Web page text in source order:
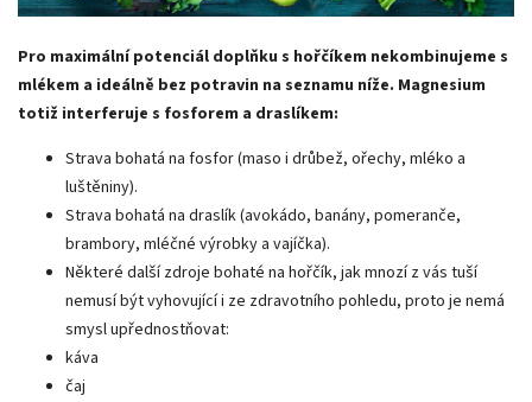
Pro maximální potenciál doplňku s hořčíkem nekombinujeme s
mlékem a ideálně bez potravin na seznamu níže. Magnesium
totiž interferuje s fosforem a draslíkem:
Strava bohatá na fosfor (maso i drůbež, ořechy, mléko a
luštěniny).
Strava bohatá na draslík (avokádo, banány, pomeranče,
brambory, mléčné výrobky a vajíčka).
Některé další zdroje bohaté na hořčík, jak mnozí z vás tuší
nemusí být vyhovující i ze zdravotního pohledu, proto je nemá
smysl upřednostňovat:
káva
čaj